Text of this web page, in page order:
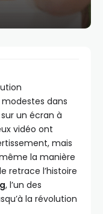
dans
un écran à
vidéo ont
mais
la manière
retrace l’histoire
, l’un des
la révolution